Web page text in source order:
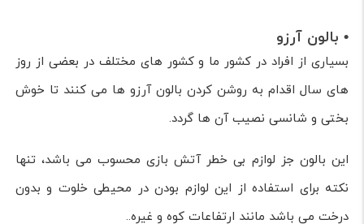
• بالون آرزو
بسیاری از افراد در کشور ما و کشور های مختلف در بعضی از روز
های سال اقدام به روشن کردن بالون آرزو ها می کنند تا خوش
بختی و شانسی نصیب آن ها گردد.
این بالون جز لوازم بی خطر آتش بازی محسوب می باشد، تنها
نکته برای استفاده از این لوازم بودن در محیطی خلوت و بدون
درخت می باشد مانند ارتفاعات کوه و غیره..